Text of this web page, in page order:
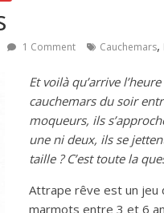
1 Comment Cauchemars,
Et voilà qu’arrive
cauchemars du soir
moqueurs, ils
une ni deux, ils se
taille ? C’est toute la
Attrape rêve est un jeu
marmots entre 3 et 6